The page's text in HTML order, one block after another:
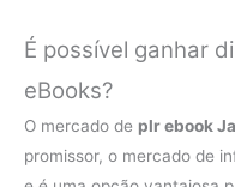
É possível ganhar
eBooks?
O mercado de plr ebook
promissor, o mercado de